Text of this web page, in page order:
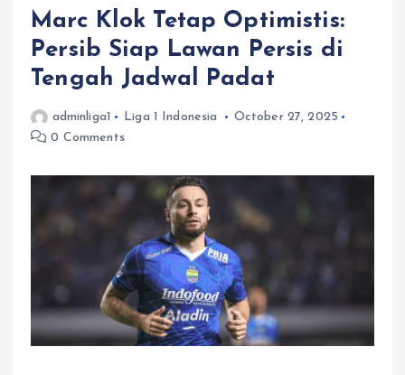
Marc Klok Tetap Optimistis:
Persib Siap Lawan Persis di
Tengah Jadwal Padat
adminliga1 Liga 1 Indonesia
October 27, 2025
0 Comments